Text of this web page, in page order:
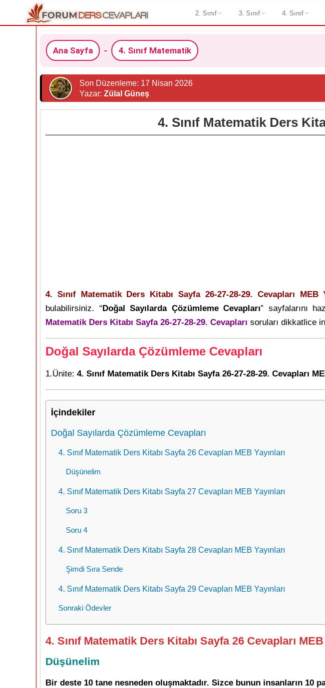
2. Sınıf 3. Sınıf 4. Sınıf
Ana Sayfa - 4. Sınıf Matematik
Son Düzenleme: 17 Nisan 2026
Yazar: Zülal Güneş
4. Sınıf Matematik Ders
4. Sınıf Matematik Ders Kitabı Sayfa 26-27-28-29. Cevapları MEB
bulabilirsiniz. “Doğal Sayılarda Çözümleme Cevapları” sayfalarını
Matematik Ders Kitabı Sayfa 26-27-28-29. Cevapları soruları dikkatlice
Doğal Sayılarda Çözümleme Cevapları
1.Ünite: 4. Sınıf Matematik Ders Kitabı Sayfa 26-27-28-29. Cevapları
İçindekiler
Doğal Sayılarda Çözümleme Cevapları
4. Sınıf Matematik Ders Kitabı Sayfa 26 Cevapları MEB Yayınları
Düşünelim
4. Sınıf Matematik Ders Kitabı Sayfa 27 Cevapları MEB Yayınları
Soru 3
Soru 4
4. Sınıf Matematik Ders Kitabı Sayfa 28 Cevapları MEB Yayınları
Şimdi Sıra Sende
4. Sınıf Matematik Ders Kitabı Sayfa 29 Cevapları MEB Yayınları
Sonraki Ödevler
4. Sınıf Matematik Ders Kitabı Sayfa 26 Cevapları MEB
Düşünelim
Bir deste 10 tane nesneden oluşmaktadır. Sizce bunun insanların 10